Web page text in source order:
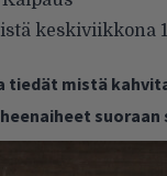
keskiviikkona
tiedät mistä